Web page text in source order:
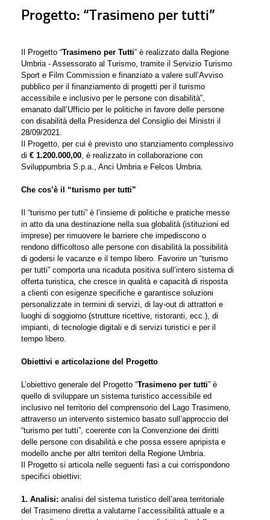
Progetto: “Trasimeno per tutti”
Il Progetto “Trasimeno per Tutti” è realizzato dalla Regione
Umbria - Assessorato al Turismo, tramite il Servizio Turismo
Sport e Film Commission e finanziato a valere sull’Avviso
pubblico per il finanziamento di progetti per il turismo
accessibile e inclusivo per le persone con disabilità”,
emanato dall’Ufficio per le politiche in favore delle persone
con disabilità della Presidenza del Consiglio dei Ministri il
28/09/2021.
Il Progetto, per cui è previsto uno stanziamento complessivo
di € 1.200.000,00 , è realizzato in collaborazione con
Sviluppumbria S.p.a., Anci Umbria e Felcos Umbria.
Che cos’è il “turismo per tutti”
Il “turismo per tutti” è l’insieme di politiche e pratiche messe
in atto da una destinazione nella sua globalità (istituzioni ed
imprese) per rimuovere le barriere che impediscono o
rendono difficoltoso alle persone con disabilità la possibilità
di godersi le vacanze e il tempo libero. Favorire un “turismo
per tutti” comporta una ricaduta positiva sull’intero sistema di
offerta turistica, che cresce in qualità e capacità di risposta
a clienti con esigenze specifiche e garantisce soluzioni
personalizzate in termini di servizi, di lay-out di attrattori e
luoghi di soggiorno (strutture ricettive, ristoranti, ecc.), di
impianti, di tecnologie digitali e di servizi turistici e per il
tempo libero.
Obiettivi e articolazione del Progetto
L’obiettivo generale del Progetto “Trasimeno per tutti” è
quello di sviluppare un sistema turistico accessibile ed
inclusivo nel territorio del comprensorio del Lago Trasimeno,
attraverso un intervento sistemico basato sull’approccio del
“turismo per tutti”, coerente con la Convenzione dei diritti
delle persone con disabilità e che possa essere apripista e
modello anche per altri territori della Regione Umbria.
Il Progetto si articola nelle seguenti fasi a cui corrispondono
specifici obiettivi:
1. Analisi: analisi del sistema turistico dell’area territoriale
del Trasimeno diretta a valutarne l’accessibilità attuale e a